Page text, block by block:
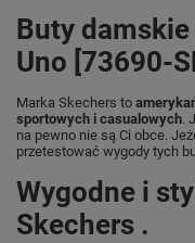
Buty
Uno [73690-
Marka Skechers to
sportowych i casualowych.
na pewno nie są Ci obce.
przetestować wygody tych
Wygodne i
Skechers .